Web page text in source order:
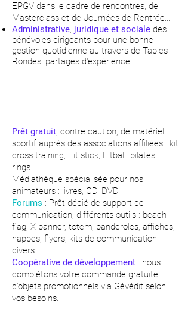
EPGV dans le cadre de rencontres, de
Masterclass et de Journées de Rentrée...
Administrative, juridique et sociale des
bénévoles dirigeants pour une bonne
gestion quotidienne au travers de Tables
Rondes, partages d'expérience...
Prêt gratuit, contre caution, de matériel
sportif auprès des associations affiliées : kit
cross training, Fit stick, Fitball, pilates
rings…
Médiathèque spécialisée pour nos
animateurs : livres, CD, DVD.
Forums : Prêt dédié de support de
communication, différents outils : beach
flag, X banner, totem, banderoles, affiches,
nappes, flyers, kits de communication
divers...
Coopérative de développement : nous
complétons votre commande gratuite
d'objets promotionnels via Gévédit selon
vos besoins.